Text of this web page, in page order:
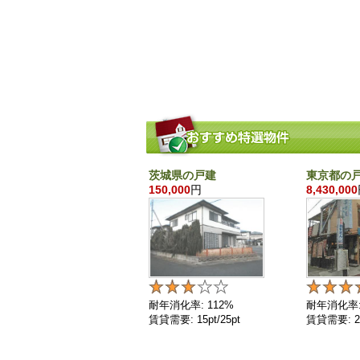
茨城県の戸建
150,000円
耐年消化率: 112%
賃貸需要: 15pt/25pt
東京都の
8,430,000
耐年消化
賃貸需要: